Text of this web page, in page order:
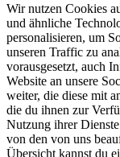
Wir nutzen Cookies
und ähnliche
personalisieren, um
unseren Traffic zu
vorausgesetzt, auch
Website an unsere
weiter, die diese mit
die du ihnen zur
Nutzung ihrer
von den von uns
Übersicht kannst du